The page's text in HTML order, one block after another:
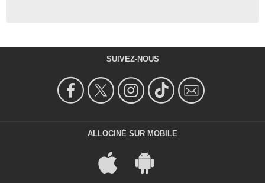
SUIVEZ-NOUS
ALLOCINÉ SUR MOBILE